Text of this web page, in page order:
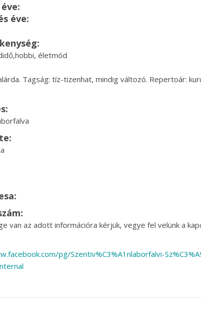
éve:
életmód
Tagság: tíz-tizenhat, mindig változó. Repertoár:
van az adott információra kérjük, vegye fel velünk a
pg/Szentiv%C3%A1nlaborfalvi-